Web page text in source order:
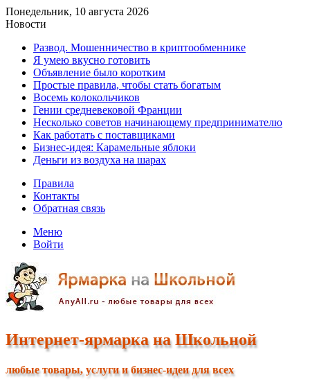
Понедельник, 10 августа 2026
Новости
Развод. Мошенничество в криптообменнике
Я умею вкусно готовить
Объявление было коротким
Простые правила, чтобы стать богатым
Восемь колокольчиков
Гении средневековой Франции
Несколько советов начинающему предпринимателю
Как работать с поставщиками
Бизнес-идея: Карамельные яблоки
Деньги из воздуха на шарах
Правила
Контакты
Обратная связь
Меню
Войти
Интернет-ярмарка на Школьной
любые товары, услуги и бизнес-идеи для всех